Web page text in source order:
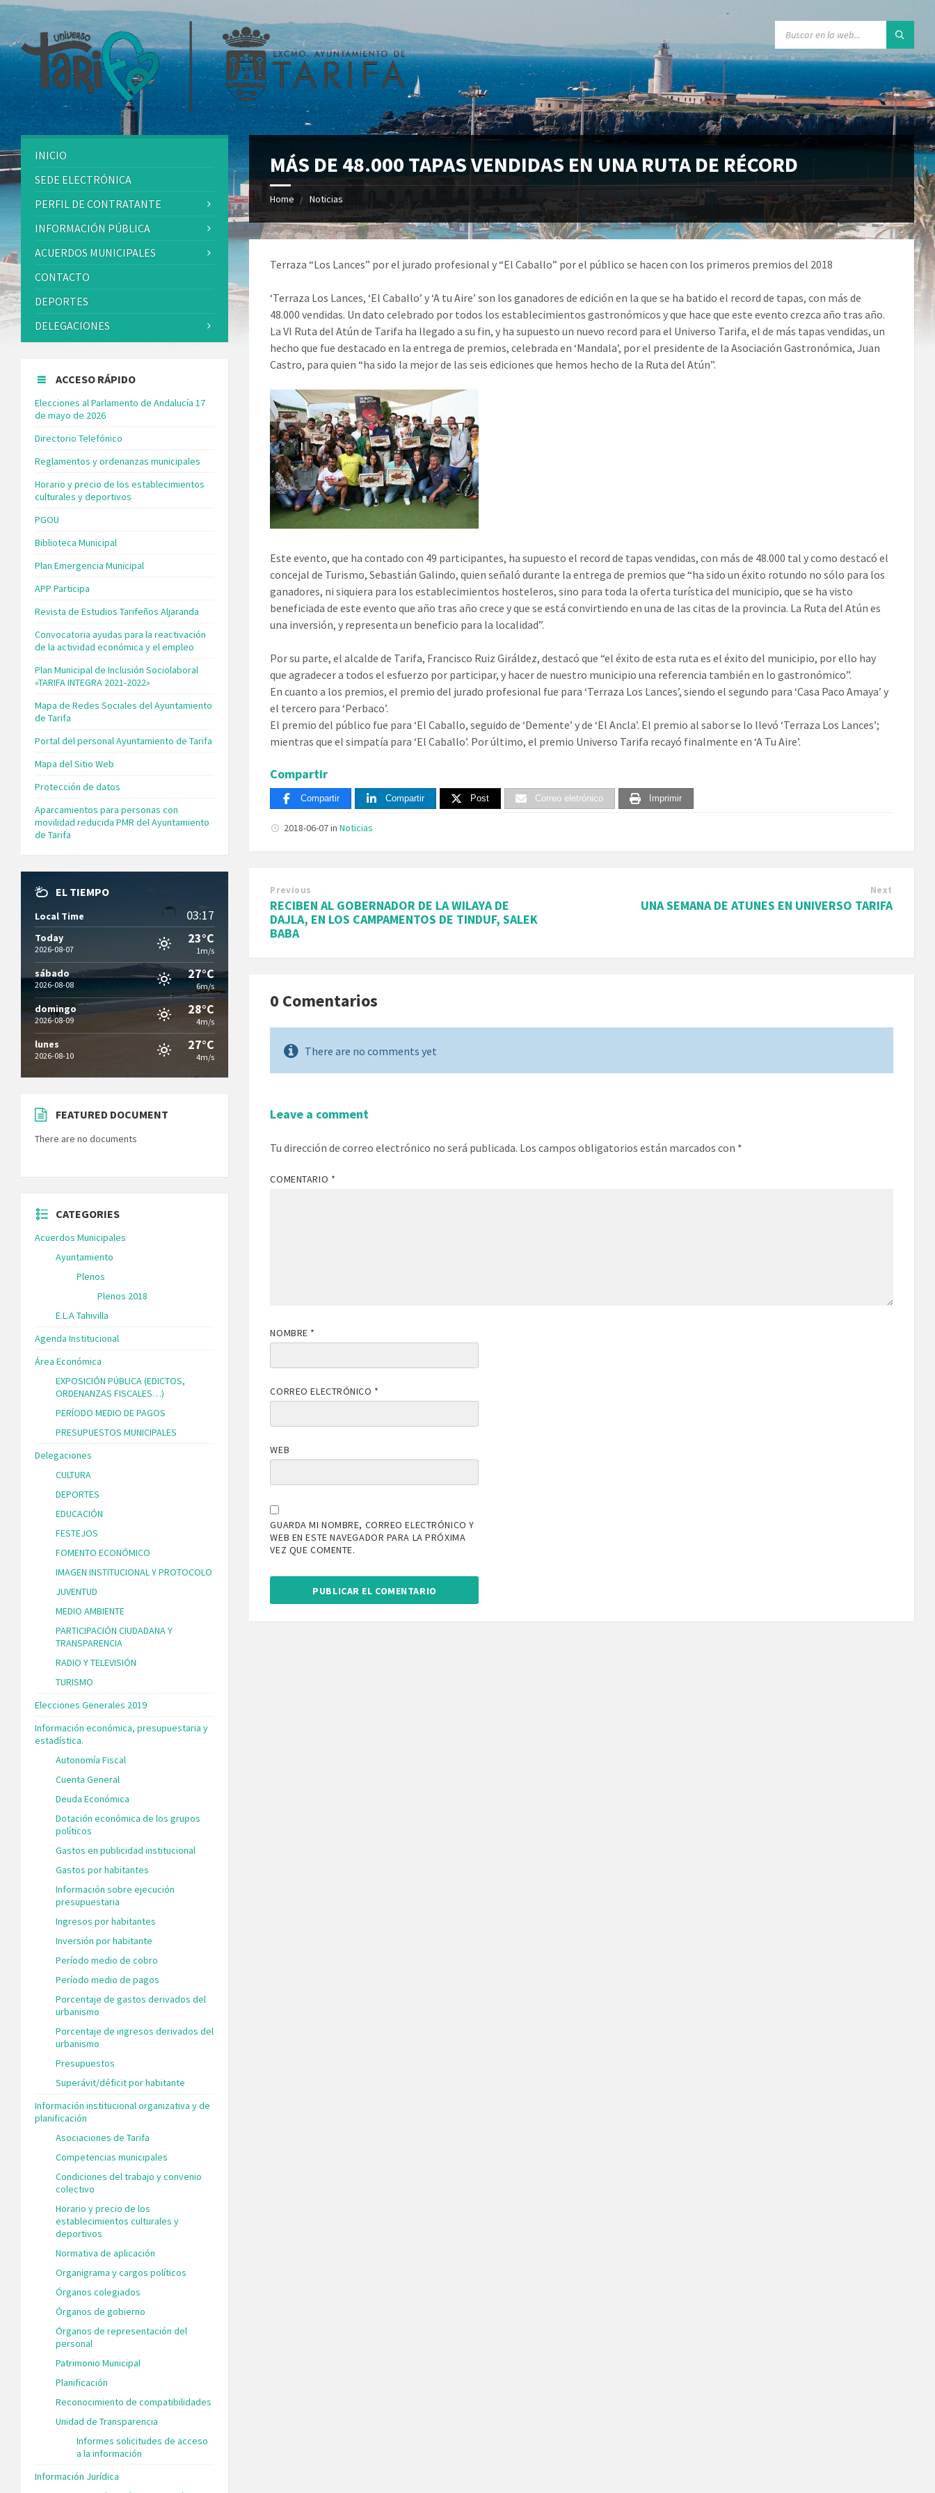
MÁS DE 48.000 TAPAS VENDIDAS EN UNA RUTA DE RÉCORD
Home Noticias
Terraza “Los Lances” por el jurado profesional y “El Caballo” por el público se hacen con los primeros premios del 2018
‘Terraza Los Lances, ‘El Caballo’ y ‘A tu Aire’ son los ganadores de edición en la que se ha batido el record de tapas, con más de
48.000 vendidas. Un dato celebrado por todos los establecimientos gastronómicos y que hace que este evento crezca año tras año.
La VI Ruta del Atún de Tarifa ha llegado a su fin, y ha supuesto un nuevo record para el Universo Tarifa, el de más tapas vendidas, un
hecho que fue destacado en la entrega de premios, celebrada en ‘Mandala’, por el presidente de la Asociación Gastronómica, Juan
Castro, para quien “ha sido la mejor de las seis ediciones que hemos hecho de la Ruta del Atún”.
Este evento, que ha contado con 49 participantes, ha supuesto el record de tapas vendidas, con más de 48.000 tal y como destacó el
concejal de Turismo, Sebastián Galindo, quien señaló durante la entrega de premios que “ha sido un éxito rotundo no sólo para los
ganadores, ni siquiera para los establecimientos hosteleros, sino para toda la oferta turística del municipio, que se ha visto
beneficiada de este evento que año tras año crece y que se está convirtiendo en una de las citas de la provincia. La Ruta del Atún es
una inversión, y representa un beneficio para la localidad”.
Por su parte, el alcalde de Tarifa, Francisco Ruiz Giráldez, destacó que “el éxito de esta ruta es el éxito del municipio, por ello hay
que agradecer a todos el esfuerzo por participar, y hacer de nuestro municipio una referencia también en lo gastronómico”.
En cuanto a los premios, el premio del jurado profesional fue para ‘Terraza Los Lances’, siendo el segundo para ‘Casa Paco Amaya’ y
el tercero para ‘Perbaco’.
El premio del público fue para ‘El Caballo, seguido de ‘Demente’ y de ‘El Ancla’. El premio al sabor se lo llevó ‘Terraza Los Lances’;
mientras que el simpatía para ‘El Caballo’. Por último, el premio Universo Tarifa recayó finalmente en ‘A Tu Aire’.
Compartir
Compartir Compartir Post Correo eletrónico Imprimir
2018-06-07inNoticias
Previous
RECIBEN AL GOBERNADOR DE LA WILAYA DE
DAJLA, EN LOS CAMPAMENTOS DE TINDUF, SALEK
BABA
Next
UNA SEMANA DE ATUNES EN UNIVERSO TARIFA
0 Comentarios
There are no comments yet
Leave a comment
Tu dirección de correo electrónico no será publicada. Los campos obligatorios están marcados con *
COMENTARIO *
NOMBRE *
CORREO ELECTRÓNICO *
WEB
GUARDA MI NOMBRE, CORREO ELECTRÓNICO Y
WEB EN ESTE NAVEGADOR PARA LA PRÓXIMA
VEZ QUE COMENTE.
INICIO
SEDE ELECTRÓNICA
PERFIL DE CONTRATANTE
INFORMACIÓN PÚBLICA
ACUERDOS MUNICIPALES
CONTACTO
DEPORTES
DELEGACIONES
ACCESO RÁPIDO
Elecciones al Parlamento de Andalucía 17
de mayo de 2026
Directorio Telefónico
Reglamentos y ordenanzas municipales
Horario y precio de los establecimientos
culturales y deportivos
PGOU
Biblioteca Municipal
Plan Emergencia Municipal
APP Participa
Revista de Estudios Tarifeños Aljaranda
Convocatoria ayudas para la reactivación
de la actividad económica y el empleo
Plan Municipal de Inclusión Sociolaboral
«TARIFA INTEGRA 2021-2022»
Mapa de Redes Sociales del Ayuntamiento
de Tarifa
Portal del personal Ayuntamiento de Tarifa
Mapa del Sitio Web
Protección de datos
Aparcamientos para personas con
movilidad reducida PMR del Ayuntamiento
de Tarifa
EL TIEMPO
Local Time 03:17
Today
2026-08-07
23°C
1m/s
sábado
2026-08-08
27°C
6m/s
domingo
2026-08-09
28°C
4m/s
lunes
2026-08-10
27°C
4m/s
FEATURED DOCUMENT
There are no documents
CATEGORIES
Acuerdos Municipales
Ayuntamiento
Plenos
Plenos 2018
E.L.A Tahivilla
Agenda Institucional
Área Económica
EXPOSICIÓN PÚBLICA (EDICTOS,
ORDENANZAS FISCALES…)
PERÍODO MEDIO DE PAGOS
PRESUPUESTOS MUNICIPALES
Delegaciones
CULTURA
DEPORTES
EDUCACIÓN
FESTEJOS
FOMENTO ECONÓMICO
IMAGEN INSTITUCIONAL Y PROTOCOLO
JUVENTUD
MEDIO AMBIENTE
PARTICIPACIÓN CIUDADANA Y
TRANSPARENCIA
RADIO Y TELEVISIÓN
TURISMO
Elecciones Generales 2019
Información económica, presupuestaria y
estadística.
Autonomía Fiscal
Cuenta General
Deuda Económica
Dotación económica de los grupos
políticos
Gastos en publicidad institucional
Gastos por habitantes
Información sobre ejecución
presupuestaria
Ingresos por habitantes
Inversión por habitante
Período medio de cobro
Período medio de pagos
Porcentaje de gastos derivados del
urbanismo
Porcentaje de ingresos derivados del
urbanismo
Presupuestos
Superávit/déficit por habitante
Información institucional organizativa y de
planificación
Asociaciones de Tarifa
Competencias municipales
Condiciones del trabajo y convenio
colectivo
Horario y precio de los
establecimientos culturales y
deportivos
Normativa de aplicación
Organigrama y cargos políticos
Órganos colegiados
Órganos de gobierno
Órganos de representación del
personal
Patrimonio Municipal
Planificación
Reconocimiento de compatibilidades
Unidad de Transparencia
Informes solicitudes de acceso
a la información
Información Jurídica